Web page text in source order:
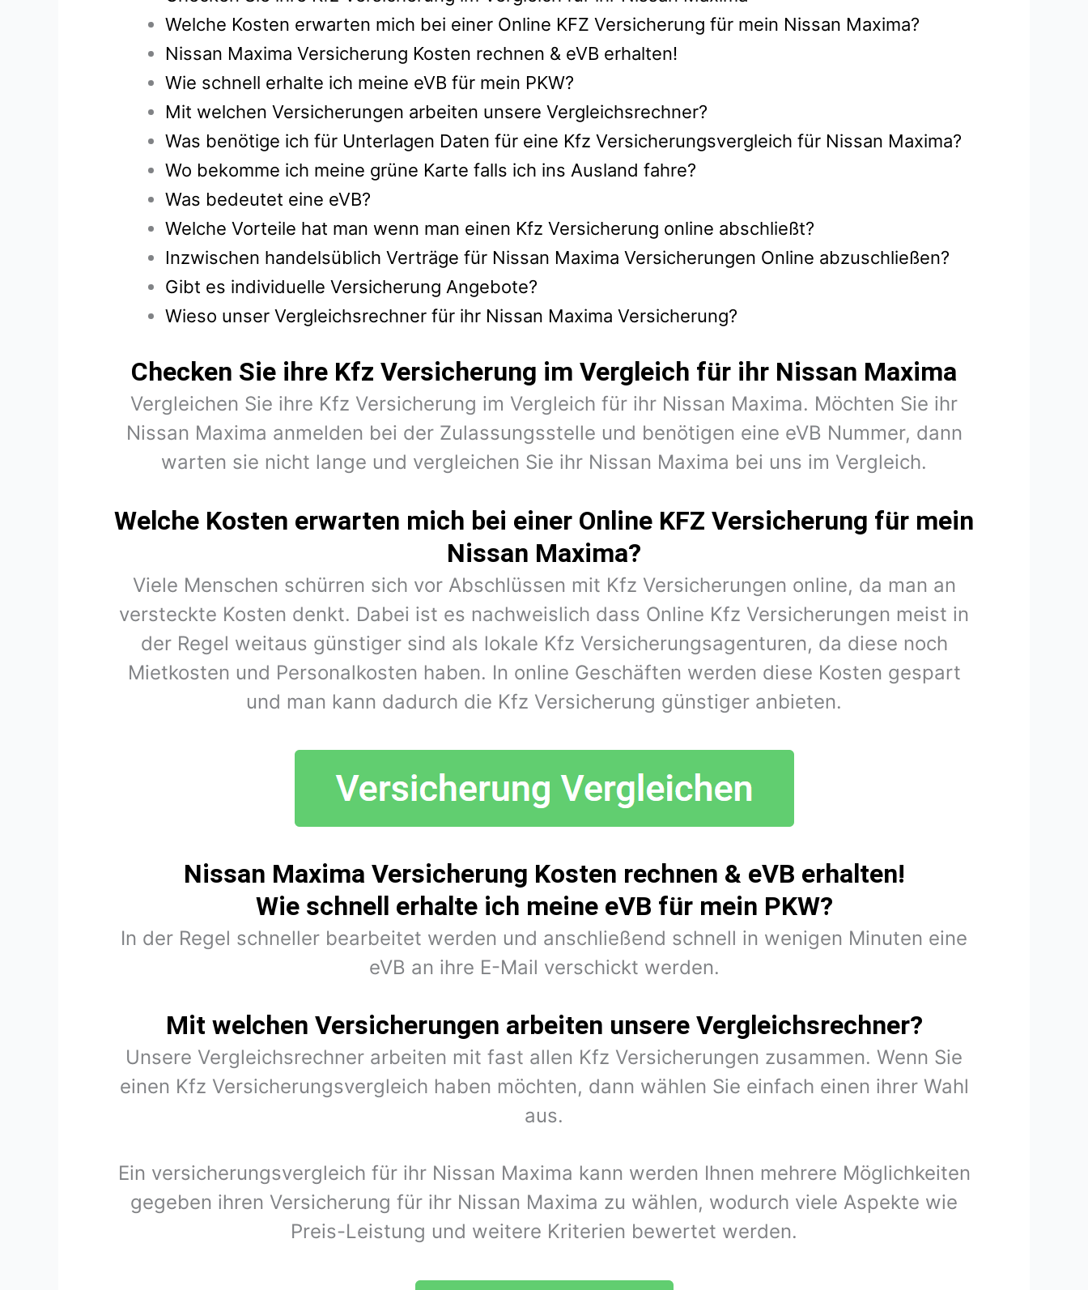
Welche Kosten erwarten mich bei einer Online KFZ Versicherung für mein Nissan Maxima?
Nissan Maxima Versicherung Kosten rechnen & eVB erhalten!
Wie schnell erhalte ich meine eVB für mein PKW?
Mit welchen Versicherungen arbeiten unsere Vergleichsrechner?
Was benötige ich für Unterlagen Daten für eine Kfz Versicherungsvergleich für Nissan Maxima?
Wo bekomme ich meine grüne Karte falls ich ins Ausland fahre?
Was bedeutet eine eVB?
Welche Vorteile hat man wenn man einen Kfz Versicherung online abschließt?
Inzwischen handelsüblich Verträge für Nissan Maxima Versicherungen Online abzuschließen?
Gibt es individuelle Versicherung Angebote?
Wieso unser Vergleichsrechner für ihr Nissan Maxima Versicherung?
Checken Sie ihre Kfz Versicherung im Vergleich für ihr Nissan Maxima
Vergleichen Sie ihre Kfz Versicherung im Vergleich für ihr Nissan Maxima. Möchten Sie ihr
Nissan Maxima anmelden bei der Zulassungsstelle und benötigen eine eVB Nummer, dann
warten sie nicht lange und vergleichen Sie ihr Nissan Maxima bei uns im Vergleich.
Welche Kosten erwarten mich bei einer Online KFZ Versicherung für mein
Nissan Maxima?
Viele Menschen schürren sich vor Abschlüssen mit Kfz Versicherungen online, da man an
versteckte Kosten denkt. Dabei ist es nachweislich dass Online Kfz Versicherungen meist in
der Regel weitaus günstiger sind als lokale Kfz Versicherungsagenturen, da diese noch
Mietkosten und Personalkosten haben. In online Geschäften werden diese Kosten gespart
und man kann dadurch die Kfz Versicherung günstiger anbieten.
Nissan Maxima Versicherung Kosten rechnen & eVB erhalten!
Wie schnell erhalte ich meine eVB für mein PKW?
In der Regel schneller bearbeitet werden und anschließend schnell in wenigen Minuten eine
eVB an ihre E-Mail verschickt werden.
Mit welchen Versicherungen arbeiten unsere Vergleichsrechner?
Unsere Vergleichsrechner arbeiten mit fast allen Kfz Versicherungen zusammen. Wenn Sie
einen Kfz Versicherungsvergleich haben möchten, dann wählen Sie einfach einen ihrer Wahl
aus.
Ein versicherungsvergleich für ihr Nissan Maxima kann werden Ihnen mehrere Möglichkeiten
gegeben ihren Versicherung für ihr Nissan Maxima zu wählen, wodurch viele Aspekte wie
Preis-Leistung und weitere Kriterien bewertet werden.